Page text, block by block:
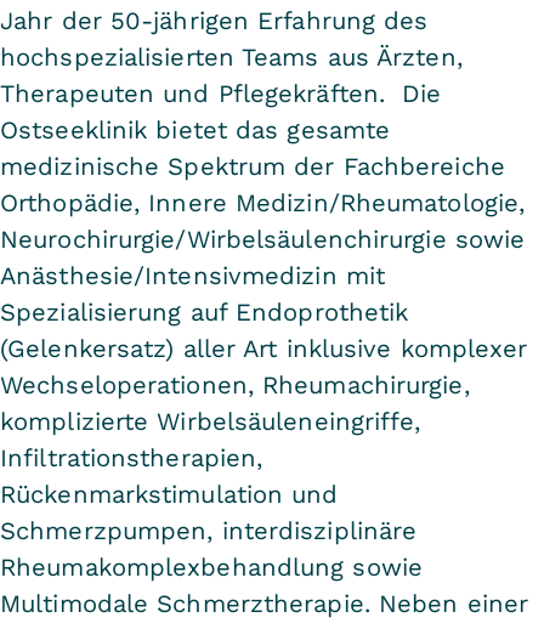
Jahr der 50-jährigen Erfahrung des
hochspezialisierten Teams aus Ärzten,
Therapeuten und Pflegekräften. Die
Ostseeklinik bietet das gesamte
medizinische Spektrum der Fachbereiche
Orthopädie, Innere Medizin/Rheumatologie,
Neurochirurgie/Wirbelsäulenchirurgie sowie
Anästhesie/Intensivmedizin mit
Spezialisierung auf Endoprothetik
(Gelenkersatz) aller Art inklusive komplexer
Wechseloperationen, Rheumachirurgie,
komplizierte Wirbelsäuleneingriffe,
Infiltrationstherapien,
Rückenmarkstimulation und
Schmerzpumpen, interdisziplinäre
Rheumakomplexbehandlung sowie
Multimodale Schmerztherapie. Neben einer